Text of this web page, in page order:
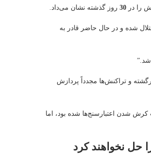
را در30 روز گذشته نشان می‌داد.
شده و در حال حاضر قادر به
شد.”
و تراکنش‌ها مجدداً پردازش
کرش شدن اعتبارسنج‌ها شده بود، اما
حل نخواهند کرد